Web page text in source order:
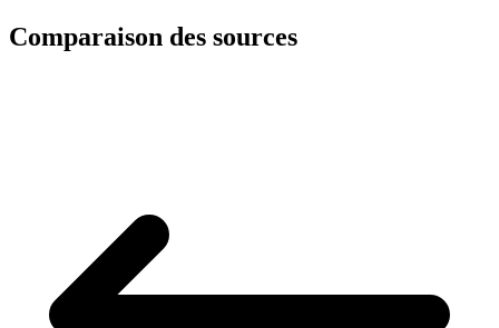
Comparaison des sources